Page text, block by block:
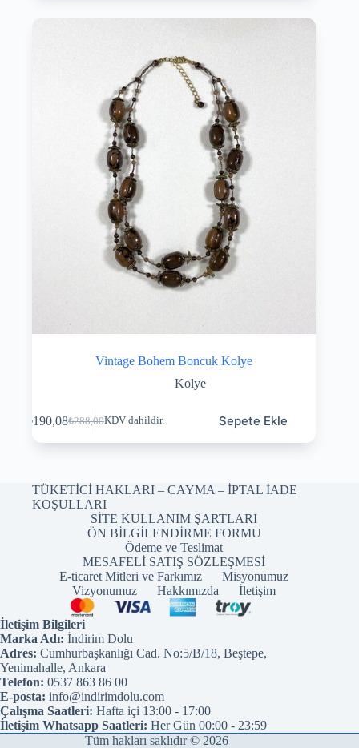
Vintage Bohem Boncuk Kolye
Kolye
₺288,00
₺190,08 KDV dahildir. Sepete Ekle
TÜKETİCİ HAKLARI – CAYMA – İPTAL İADE
KOŞULLARI
SİTE KULLANIM ŞARTLARI
ÖN BİLGİLENDİRME FORMU
Ödeme ve Teslimat
MESAFELİ SATIŞ SÖZLEŞMESİ
E-ticaret Mitleri ve Farkımız
Misyonumuz
Vizyonumuz
Hakkımızda İletişim
İletişim Bilgileri
Marka Adı: İndirim Dolu
Adres: Cumhurbaşkanlığı Cad. No:5/B/18, Beştepe,
Yenimahalle, Ankara
Telefon: 0537 863 86 00
E-posta: info@indirimdolu.com
Çalışma Saatleri: Hafta içi 13:00 - 17:00
İletişim Whatsapp Saatleri: Her Gün 00:00 - 23:59
Tüm hakları saklıdır © 2026